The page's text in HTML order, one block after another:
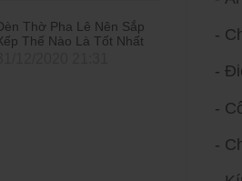
-
-
-
-
Thờ Pha Lê Nên Sắp
Thế Nào Là Tốt Nhất